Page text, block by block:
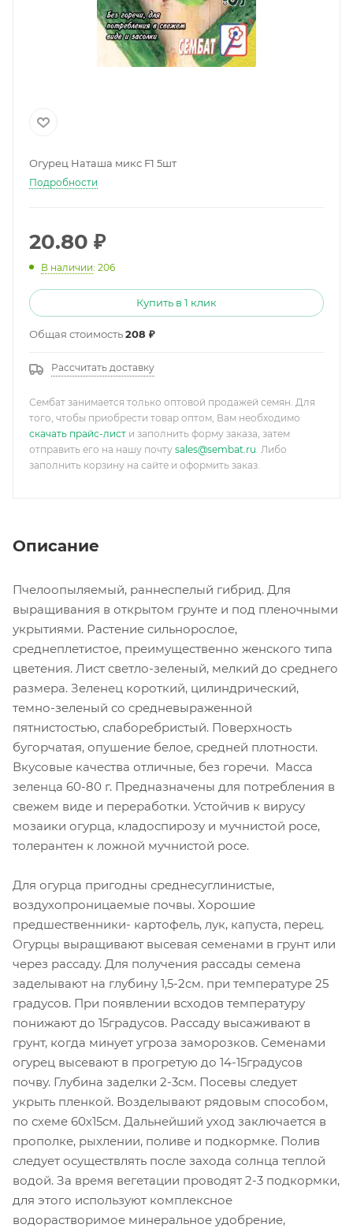
Огурец Наташа микс F1 5шт
Подробности
20.80 ₽
В наличии: 206
Купить в 1 клик
Общая стоимость208 ₽
Рассчитать доставку
Сембат занимается только оптовой продажей семян. Для
того, чтобы приобрести товар оптом, Вам необходимо
скачать прайс-лист и заполнить форму заказа, затем
отправить его на нашу почту sales@sembat.ru. Либо
заполнить корзину на сайте и оформить заказ.
Описание
Пчелоопыляемый, раннеспелый гибрид. Для
выращивания в открытом грунте и под пленочными
укрытиями. Растение сильнорослое,
среднеплетистое, преимущественно женского типа
цветения. Лист светло-зеленый, мелкий до среднего
размера. Зеленец короткий, цилиндрический,
темно-зеленый со средневыраженной
пятнистостью, слаборебристый. Поверхность
бугорчатая, опушение белое, средней плотности.
Вкусовые качества отличные, без горечи. Масса
зеленца 60-80 г. Предназначены для потребления в
свежем виде и переработки. Устойчив к вирусу
мозаики огурца, кладоспирозу и мучнистой росе,
толерантен к ложной мучнистой росе.
Для огурца пригодны среднесуглинистые,
воздухопроницаемые почвы. Хорошие
предшественники- картофель, лук, капуста, перец.
Огурцы выращивают высевая семенами в грунт или
через рассаду. Для получения рассады семена
заделывают на глубину 1,5-2см. при температуре 25
градусов. При появлении всходов температуру
понижают до 15градусов. Рассаду высаживают в
грунт, когда минует угроза заморозков. Семенами
огурец высевают в прогретую до 14-15градусов
почву. Глубина заделки 2-3см. Посевы следует
укрыть пленкой. Возделывают рядовым способом,
по схеме 60х15см. Дальнейший уход заключается в
прополке, рыхлении, поливе и подкормке. Полив
следует осуществлять после захода солнца теплой
водой. За время вегетации проводят 2-3 подкормки,
для этого используют комплексное
водорастворимое минеральное удобрение,